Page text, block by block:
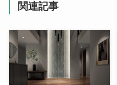
関連記事